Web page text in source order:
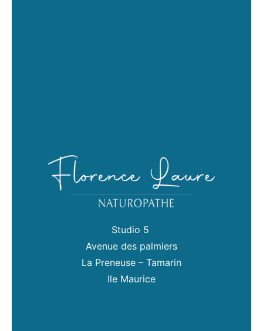
Studio 5
Avenue des palmiers
La Preneuse – Tamarin
Ile Maurice